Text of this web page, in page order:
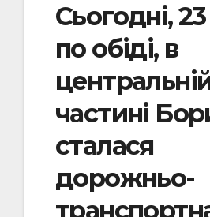
Сьогодні,
по обіді, в
частині
сталася
дорожньо-